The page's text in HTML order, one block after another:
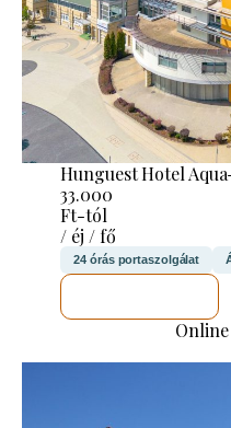
Hunguest Hotel
33.000
Ft-tól
/ éj / fő
24 órás portaszolgálat